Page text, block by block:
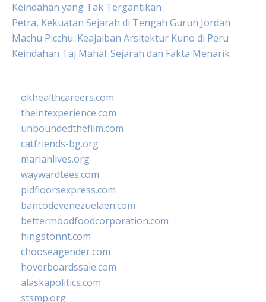
Keindahan yang Tak Tergantikan
Petra, Kekuatan Sejarah di Tengah Gurun Jordan
Machu Picchu: Keajaiban Arsitektur Kuno di Peru
Keindahan Taj Mahal: Sejarah dan Fakta Menarik
okhealthcareers.com
theintexperience.com
unboundedthefilm.com
catfriends-bg.org
marianlives.org
waywardtees.com
pidfloorsexpress.com
bancodevenezuelaen.com
bettermoodfoodcorporation.com
hingstonnt.com
chooseagender.com
hoverboardssale.com
alaskapolitics.com
stsmp.org